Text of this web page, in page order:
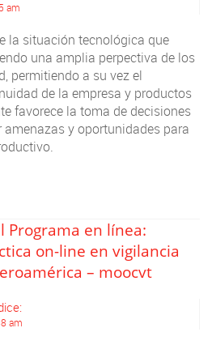
am
la situación tecnológica que
una amplia perpectiva de los
permitiendo a su vez el
de la empresa y productos
favorece la toma de decisiones
y oportunidades para
Programa en línea:
on-line en vigilancia
– moocvt
am